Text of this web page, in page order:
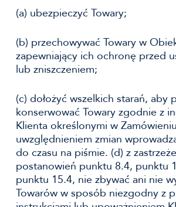
(a) ubezpieczyć Towary;
(b) przechowywać Towary w
zapewniający ich ochronę przed
lub zniszczeniem;
(c) dołożyć wszelkich starań, aby
konserwować Towary zgodnie z
Klienta określonymi w
uwzględnieniem zmian
do czasu na piśmie. (d) z
postanowień punktu 8.4, punktu
punktu 15.4, nie zbywać ani nie
Towarów w sposób niezgodny z